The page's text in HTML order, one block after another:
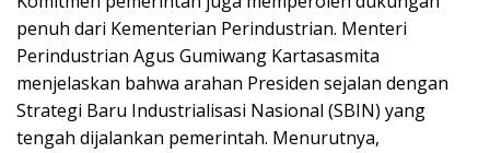
penuh dari Kementerian Perindustrian. Menteri
Perindustrian Agus Gumiwang Kartasasmita
menjelaskan bahwa arahan Presiden sejalan dengan
Strategi Baru Industrialisasi Nasional (SBIN) yang
tengah dijalankan pemerintah. Menurutnya,